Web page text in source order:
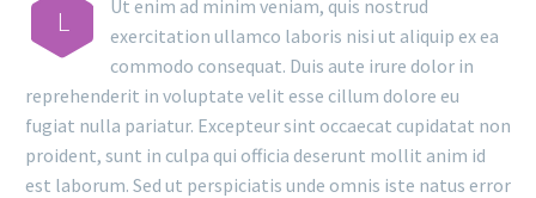
L
Ut enim ad minim veniam, quis nostrud
exercitation ullamco laboris nisi ut aliquip ex ea
commodo consequat. Duis aute irure dolor in
reprehenderit in voluptate velit esse cillum dolore eu
fugiat nulla pariatur. Excepteur sint occaecat cupidatat non
proident, sunt in culpa qui officia deserunt mollit anim id
est laborum. Sed ut perspiciatis unde omnis iste natus error